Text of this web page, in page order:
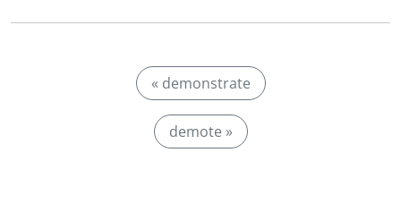
« demonstrate
demote »